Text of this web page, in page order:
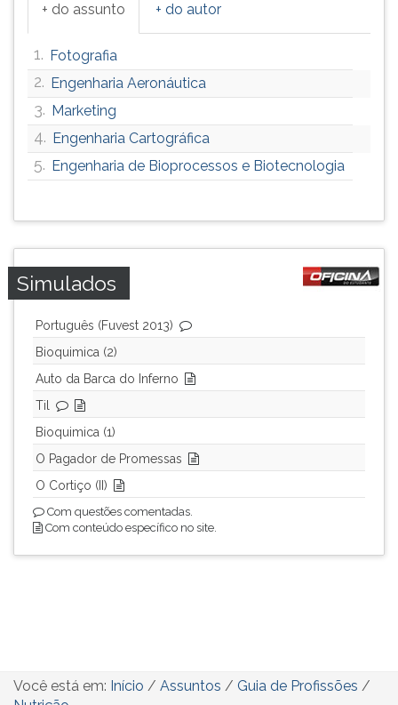
+ do assunto + do autor
1. Fotografia
2. Engenharia Aeronáutica
3. Marketing
4. Engenharia Cartográfica
5. Engenharia de Bioprocessos e Biotecnologia
Simulados
Português (Fuvest 2013)
Bioquimica (2)
Auto da Barca do Inferno
Til
Bioquimica (1)
O Pagador de Promessas
O Cortiço (II)
Com questões comentadas.
Com conteúdo específico no site.
Você está em: Início / Assuntos / Guia de Profissões /